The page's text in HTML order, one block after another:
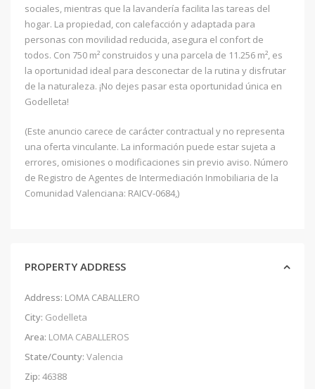
sociales, mientras que la lavandería facilita las tareas del
hogar. La propiedad, con calefacción y adaptada para
personas con movilidad reducida, asegura el confort de
todos. Con 750 m² construidos y una parcela de 11.256 m², es
la oportunidad ideal para desconectar de la rutina y disfrutar
de la naturaleza. ¡No dejes pasar esta oportunidad única en
Godelleta!
(Este anuncio carece de carácter contractual y no representa
una oferta vinculante. La información puede estar sujeta a
errores, omisiones o modificaciones sin previo aviso. Número
de Registro de Agentes de Intermediación Inmobiliaria de la
Comunidad Valenciana: RAICV-0684,)
PROPERTY ADDRESS
Address: LOMA CABALLERO
City: Godelleta
Area: LOMA CABALLEROS
State/County: Valencia
Zip: 46388